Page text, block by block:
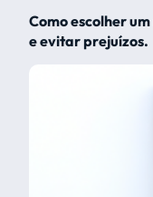
Como escolher
e evitar prejuízos.